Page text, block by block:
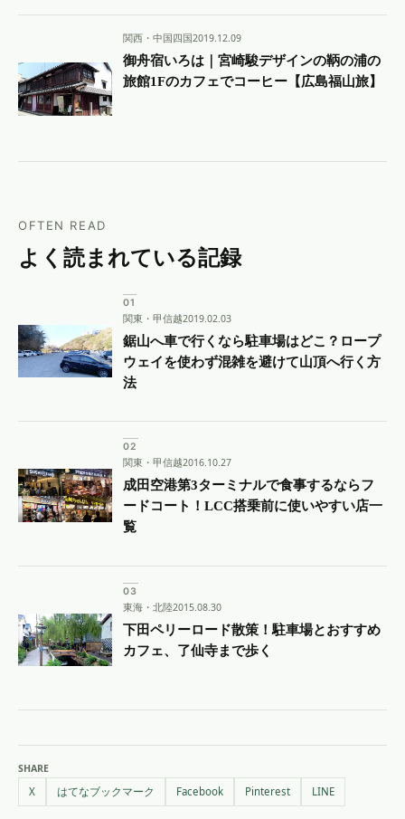
関西・中国四国2019.12.09
御舟宿いろは｜宮崎駿デザインの鞆の浦の
旅館1Fのカフェでコーヒー【広島福山旅】
OFTEN READ
よく読まれている記録
関東・甲信越2019.02.03
鋸山へ車で行くなら駐車場はどこ？ロープ
ウェイを使わず混雑を避けて山頂へ行く方
法
関東・甲信越2016.10.27
成田空港第3ターミナルで食事するならフ
ードコート！LCC搭乗前に使いやすい店一
覧
東海・北陸2015.08.30
下田ペリーロード散策！駐車場とおすすめ
カフェ、了仙寺まで歩く
SHARE
X はてなブックマーク Facebook Pinterest LINE